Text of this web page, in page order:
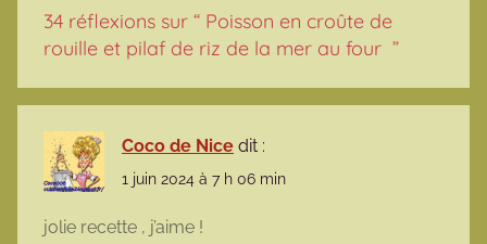
34 réflexions sur “ Poisson en croûte de
rouille et pilaf de riz de la mer au four ”
Coco de Nice dit :
1 juin 2024 à 7 h 06 min
jolie recette , j’aime !